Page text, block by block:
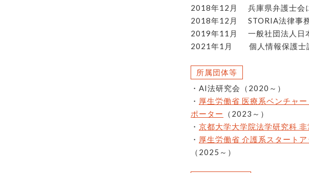
2018年12月 兵庫県弁護士会
2018年12月 STORIA法律事
2019年11月 一般社団法人日
2021年1月 個人情報保護士
所属団体等
・AI法研究会（2020～）
・ 厚生労働省 医療系ベンチャ
ポーター
（2023～）
・ 京都大学大学院法学研究科 非
・ 厚生労働省 介護系スタート
（2025～）